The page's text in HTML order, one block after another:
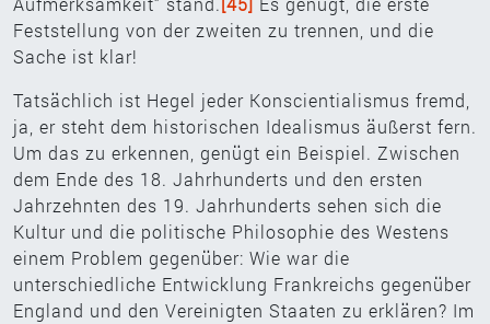
Feststellung von der zweiten zu trennen, und die
Sache ist klar!
Tatsächlich ist Hegel jeder Konscientialismus fremd,
ja, er steht dem historischen Idealismus äußerst fern.
Um das zu erkennen, genügt ein Beispiel. Zwischen
dem Ende des 18. Jahrhunderts und den ersten
Jahrzehnten des 19. Jahrhunderts sehen sich die
Kultur und die politische Philosophie des Westens
einem Problem gegenüber: Wie war die
unterschiedliche Entwicklung Frankreichs gegenüber
England und den Vereinigten Staaten zu erklären? Im